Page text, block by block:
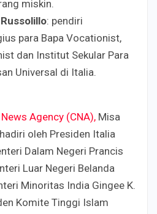
miskin.
: pendiri
para Bapa Vocationist,
dan Institut Sekular Para
Universal di Italia.
Agency (CNA), Misa
oleh Presiden Italia
Dalam Negeri Prancis
Luar Negeri Belanda
Minoritas India Gingee K.
Komite Tinggi Islam